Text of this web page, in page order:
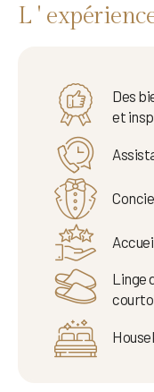
L '
Des
et
Linge